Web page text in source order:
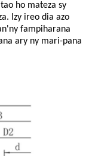
ho mateza sy
Izy ireo dia azo
fampiharana
ary ny mari-pana